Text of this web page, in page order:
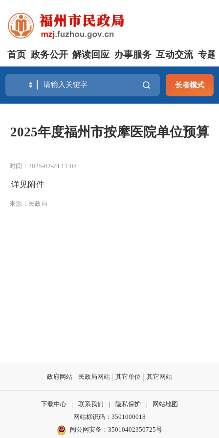
首页 政务公开 解读回应 办事服务 互动交流 专题
长者模式
2025年度福州市按摩医院单位预算
时间：2025-02-24 11:08
详见附件
来源：民政局
政府网站 民政局网站 其它单位 其它网站
下载中心 | 联系我们 | 隐私保护 |
网站地图
网站标识码：3501000018
闽公网安备：35010402350725号